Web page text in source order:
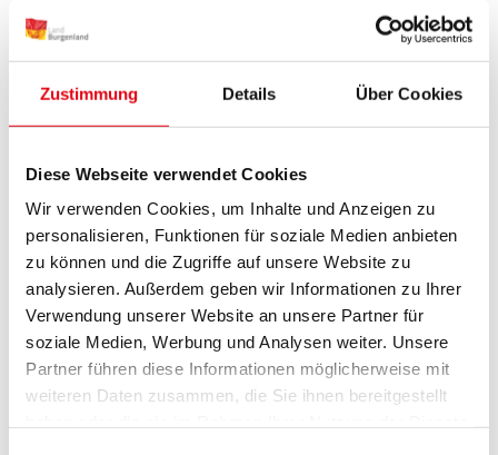
Zustimmung Details Über Cookies
Diese Webseite verwendet Cookies
Wir verwenden Cookies, um Inhalte und Anzeigen zu
personalisieren, Funktionen für soziale Medien anbieten
zu können und die Zugriffe auf unsere Website zu
analysieren. Außerdem geben wir Informationen zu Ihrer
Verwendung unserer Website an unsere Partner für
soziale Medien, Werbung und Analysen weiter. Unsere
Partner führen diese Informationen möglicherweise mit
weiteren Daten zusammen, die Sie ihnen bereitgestellt
aus dem 30. Teil von 80% jenes Teiles des
dem Nettobetrag des
Ausgleichzulagenrichtsatzes für
Einzelpersonen liegt.
Als monatliches Nettoeinkommen ist
grundsätzlich jede regelmäßig zufließende
Geldleistung (Gehalt, Pension,
Versicherungsleistungen, Mieteinnahmen, etc.)
der anspruchsberechtigten Person anzusehen.
Dabei finden der 13. und 14. Pensionsbezug und
das Bundespflegegeld keine Berücksichtigung.
Fallen während der Kurzzeitpflege